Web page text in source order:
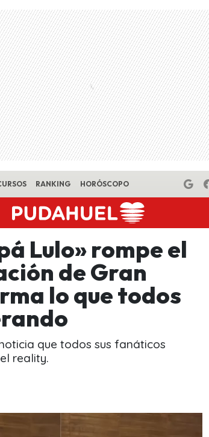
RANKING HORÓSCOPO
Lulo» rompe el
de Gran
lo que todos
que todos sus fanáticos
reality.